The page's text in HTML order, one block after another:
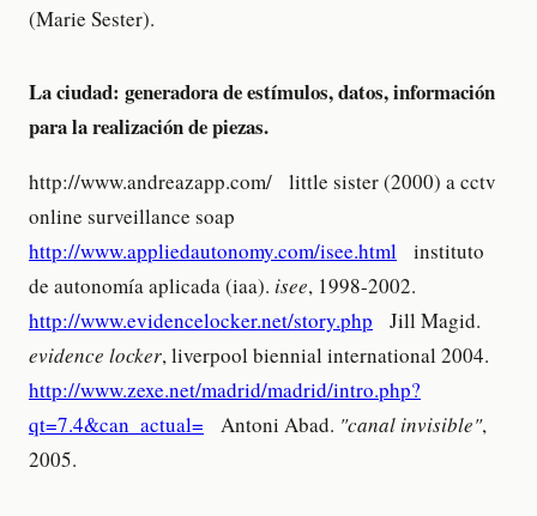
(Marie Sester).
La ciudad: generadora de estímulos, datos, información
para la realización de piezas.
http://www.andreazapp.com/ little sister (2000) a cctv
online surveillance soap
http://www.appliedautonomy.com/isee.html instituto
de autonomía aplicada (iaa). isee, 1998-2002.
http://www.evidencelocker.net/story.php Jill Magid.
evidence locker, liverpool biennial international 2004.
http://www.zexe.net/madrid/madrid/intro.php?
qt=7.4&can_actual= Antoni Abad. "canal invisible",
2005.